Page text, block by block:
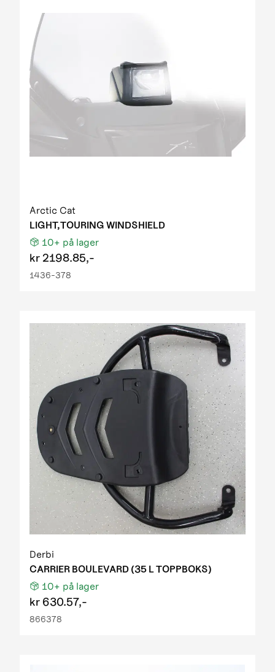
Arctic Cat
LIGHT,TOURING WINDSHIELD
10+ på lager
kr 2198.85,-
1436-378
Derbi
CARRIER BOULEVARD (35 L TOPPBOKS)
10+ på lager
kr 630.57,-
866378